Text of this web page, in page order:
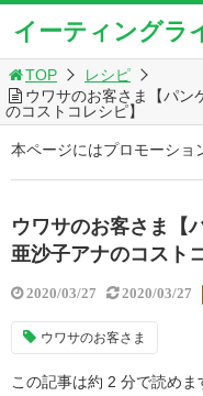
イーティングラ
TOP
レシピ
ウワサのお客さま【パン
のコストコレシピ】
本ページにはプロモーショ
ウワサのお客さま【
亜沙子アナのコスト
2020/03/27 2020/03/27
ウワサのお客さま
この記事は約 2 分で読めま